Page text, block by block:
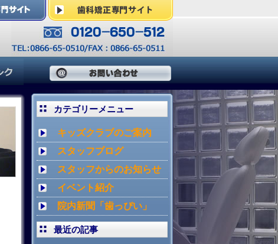
カテゴリーメニュー
キッズクラブのご案内
スタッフブログ
スタッフからのお知らせ
イベント紹介
院内新聞「歯っぴい」
最近の記事